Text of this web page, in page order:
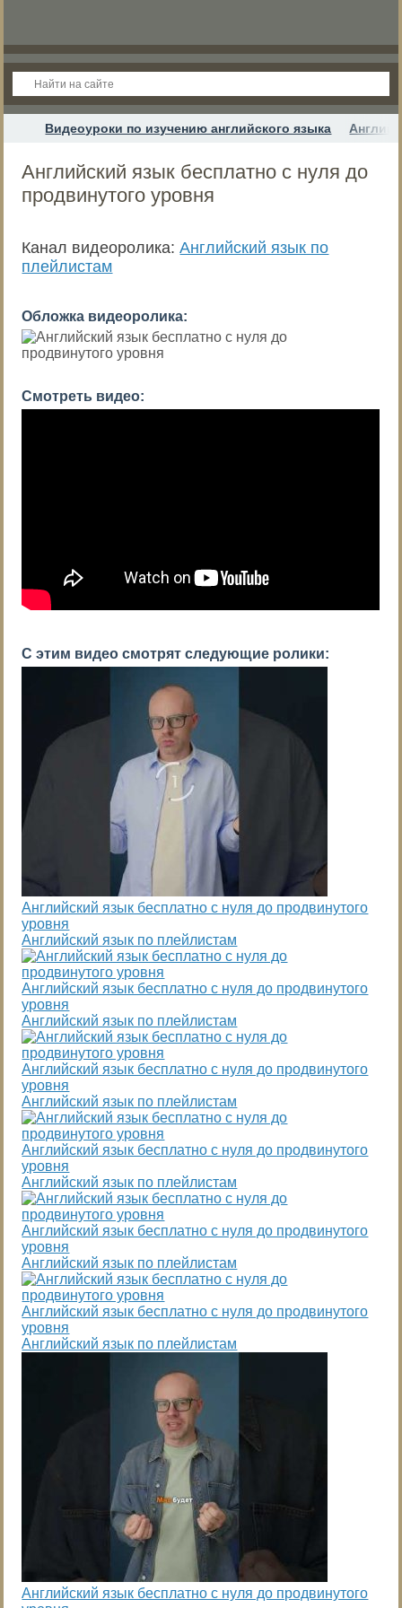
Видеоуроки по изучению английского языка
Английский язык бесплатно с нуля до
продвинутого уровня
Канал видеоролика:Английский язык по
плейлистам
Обложка видеоролика:
Смотреть видео:
С этим видео смотрят следующие ролики:
Английский язык бесплатно с нуля до продвинутого
уровня
Английский язык по плейлистам
Английский язык бесплатно с нуля до продвинутого
уровня
Английский язык по плейлистам
Английский язык бесплатно с нуля до продвинутого
уровня
Английский язык по плейлистам
Английский язык бесплатно с нуля до продвинутого
уровня
Английский язык по плейлистам
Английский язык бесплатно с нуля до продвинутого
уровня
Английский язык по плейлистам
Английский язык бесплатно с нуля до продвинутого
уровня
Английский язык по плейлистам
Английский язык бесплатно с нуля до продвинутого